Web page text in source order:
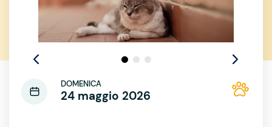
DOMENICA
24 maggio 2026